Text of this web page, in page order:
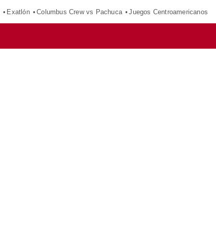
Exatlón Columbus Crew vs Pachuca Juegos Centroamericanos